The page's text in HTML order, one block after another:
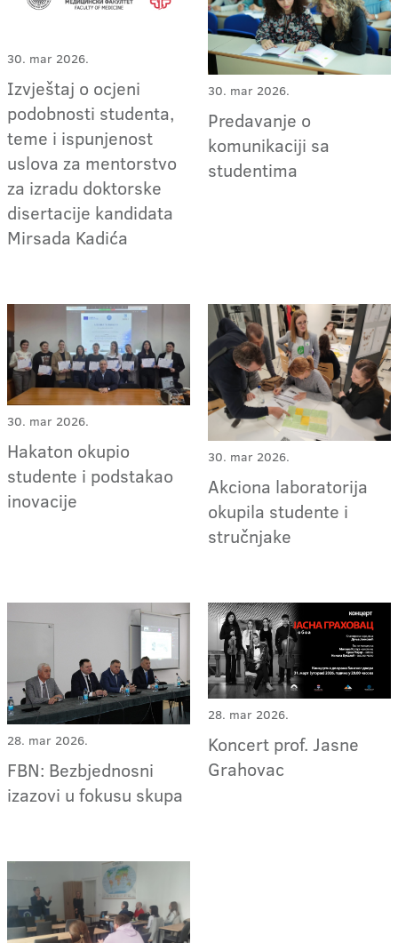
30. mar 2026.
Izvještaj o ocjeni
podobnosti studenta,
teme i ispunjenost
uslova za mentorstvo
za izradu doktorske
disertacije kandidata
Mirsada Kadića
30. mar 2026.
Predavanje o
komunikaciji sa
studentima
30. mar 2026.
Hakaton okupio
studente i podstakao
inovacije
30. mar 2026.
Akciona laboratorija
okupila studente i
stručnjake
28. mar 2026.
FBN: Bezbjednosni
izazovi u fokusu skupa
28. mar 2026.
Koncert prof. Jasne
Grahovac